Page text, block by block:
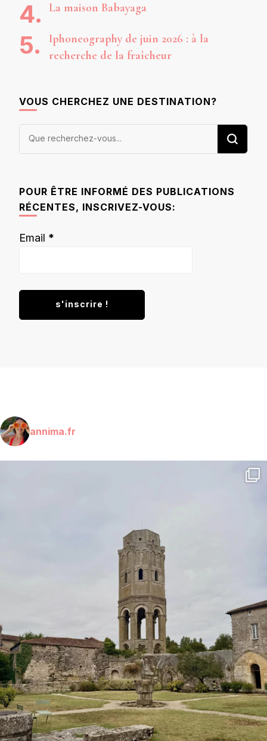
La maison Babayaga
Iphoneography de juin 2026 : à la
recherche de la fraîcheur
VOUS CHERCHEZ UNE DESTINATION?
Vous
POUR ÊTRE INFORMÉ DES PUBLICATIONS
RÉCENTES, INSCRIVEZ-VOUS:
Email *
annima.fr